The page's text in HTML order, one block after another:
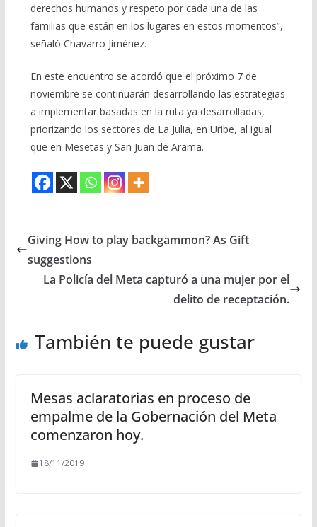
derechos humanos y respeto por cada una de las
familias que están en los lugares en estos momentos”,
señaló Chavarro Jiménez.
En este encuentro se acordó que el próximo 7 de
noviembre se continuarán desarrollando las estrategias
a implementar basadas en la ruta ya desarrolladas,
priorizando los sectores de La Julia, en Uribe, al igual
que en Mesetas y San Juan de Arama.
Giving How to play backgammon? As Gift
suggestions
La Policía del Meta capturó a una mujer por el
delito de receptación.
También te puede gustar
Mesas aclaratorias en proceso de
empalme de la Gobernación del Meta
comenzaron hoy.
18/11/2019